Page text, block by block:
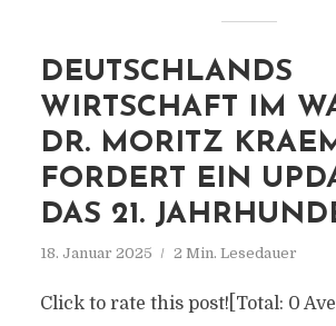
DEUTSCHLANDS
WIRTSCHAFT IM
DR. MORITZ
FORDERT EIN
DAS 21.
18. Januar 2025 2 Min. Lesedauer
Click to rate this post![Total: 0